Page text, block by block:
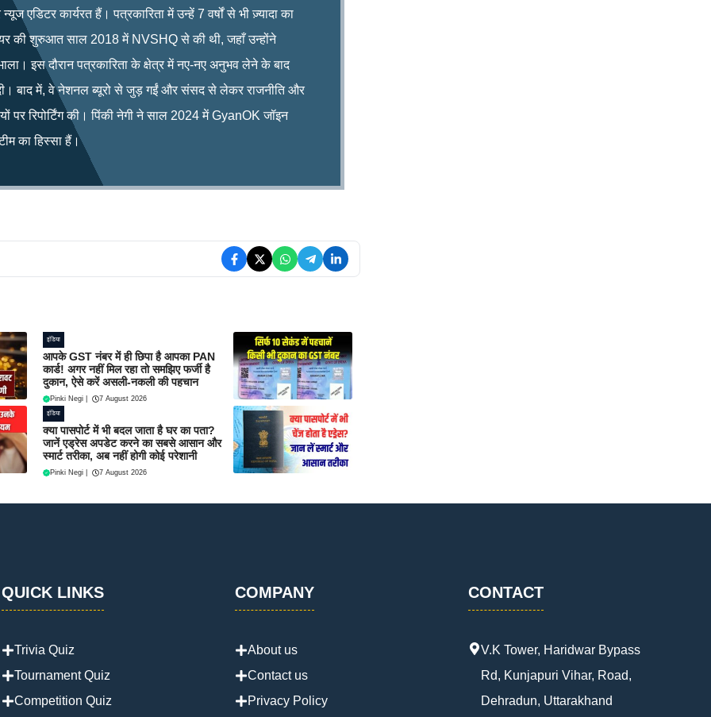
एडिटर कार्यरत हैं। पत्रकारिता में उन्हें 7 वर्षों से भी ज़्यादा का
की शुरुआत साल 2018 में NVSHQ से की थी, जहाँ उन्होंने
इस दौरान पत्रकारिता के क्षेत्र में नए-नए अनुभव लेने के बाद
बाद में, वे नेशनल ब्यूरो से जुड़ गईं और संसद से लेकर राजनीति और
पर रिपोर्टिंग की। पिंकी नेगी ने साल 2024 में GyanOK जॉइन
का हिस्सा हैं।
इंडिया
आपके GST नंबर में ही छिपा है आपका PAN
कार्ड! अगर नहीं मिल रहा तो समझिए फर्जी है
दुकान, ऐसे करें असली-नकली की पहचान
Pinki Negi 7 August 2026
इंडिया
क्या पासपोर्ट में भी बदल जाता है घर का पता?
जानें एड्रेस अपडेट करने का सबसे आसान और
स्मार्ट तरीका, अब नहीं होगी कोई परेशानी
Pinki Negi 7 August 2026
QUICK LINKS
Trivia Quiz
Tournament Quiz
Competition Quiz
COMPANY
About us
Contact us
Privacy Policy
CONTACT
V.K Tower, Haridwar Bypass
Rd, Kunjapuri Vihar, Road,
Dehradun, Uttarakhand